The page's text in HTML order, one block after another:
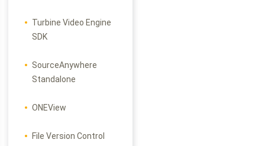
Turbine Video Engine
SDK
SourceAnywhere
Standalone
ONEView
File Version Control